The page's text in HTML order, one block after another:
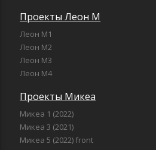
Проекты Леон М
Леон М1
Леон М2
Леон М3
Леон М4
Проекты Микеа
Микеа 1 (2022)
Микеа 3 (2021)
Микеа 5 (2022) front